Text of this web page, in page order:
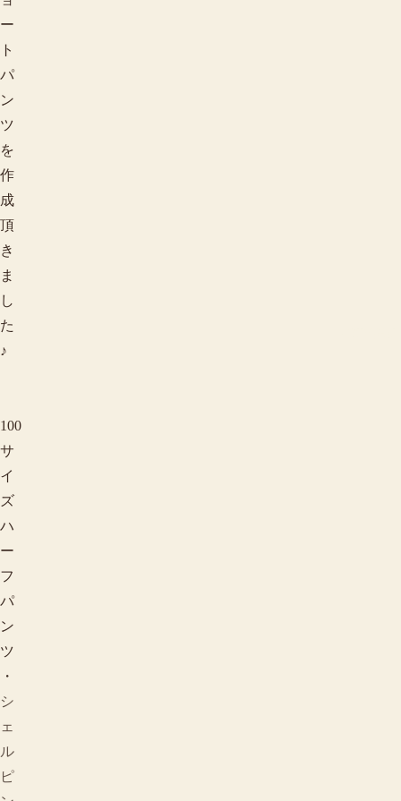
ー
ト
パ
ン
ツ
を
作
成
頂
き
ま
し
た
♪
100
サ
イ
ズ
ハ
ー
フ
パ
ン
ツ
・
シ
ェ
ル
ピ